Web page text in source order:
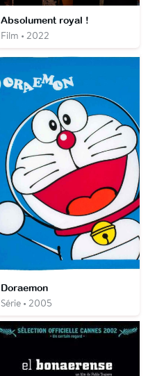
Absolument royal !
Film • 2022
Doraemon
Série • 2005